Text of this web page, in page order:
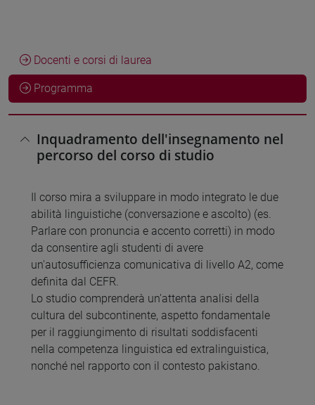
Docenti e corsi di laurea
Programma
Inquadramento dell'insegnamento nel
percorso del corso di studio
Il corso mira a sviluppare in modo integrato le due
abilità linguistiche (conversazione e ascolto) (es.
Parlare con pronuncia e accento corretti) in modo
da consentire agli studenti di avere
un'autosufficienza comunicativa di livello A2, come
definita dal CEFR.
Lo studio comprenderà un'attenta analisi della
cultura del subcontinente, aspetto fondamentale
per il raggiungimento di risultati soddisfacenti
nella competenza linguistica ed extralinguistica,
nonché nel rapporto con il contesto pakistano.